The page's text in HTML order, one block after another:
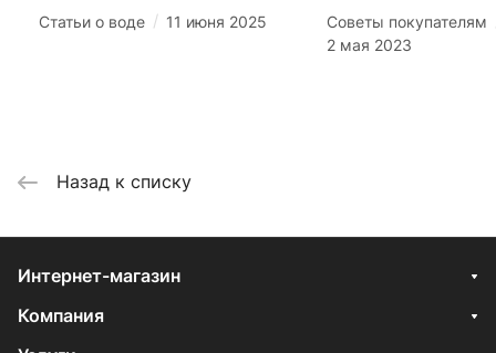
Статьи о воде / 11 июня 2025 Советы покупателям
2 мая 2023
Назад к списку
Интернет-магазин
Компания